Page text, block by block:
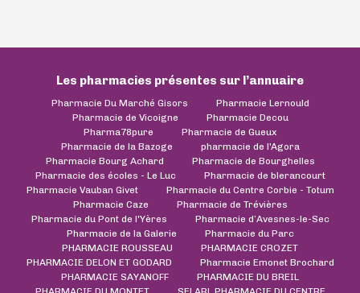
Les pharmacies présentes sur l’annuaire
Pharmacie Du Marché Gisors
Pharmacie Lernould
Pharmacie de Vicoigne
Pharmacie Decou
Pharma78pure
Pharmacie de Gueux
Pharmacie de la Bazoge
pharmacie de l'Agora
Pharmacie Bourg Achard
Pharmacie de Bourghelles
Pharmacie des écoles - Le Luc
Pharmacie de blerancourt
Pharmacie Vauban Givet
Pharmacie du Centre Corbie - Totum
Pharmacie Caze
Pharmacie de Trévières
Pharmacie du Pont de l'Yères
Pharmacie d’Avesnes-le-Sec
Pharmacie de la Galerie
Pharmacie du Parc
PHARMACIE ROUSSEAU
PHARMACIE CROZET
PHARMACIE DELON ET GODARD
Pharmacie Emonet Brochard
PHARMACIE SAYANOFF
PHARMACIE DU BREIL